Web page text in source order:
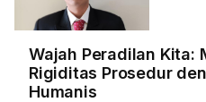
Wajah Peradilan Kita:
Rigiditas Prosedur
Humanis